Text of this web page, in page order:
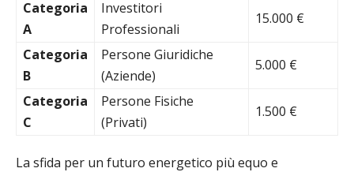
Categoria
A
Investitori
Professionali
15.000 €
Categoria
B
Persone Giuridiche
(Aziende)
5.000 €
Categoria
C
Persone Fisiche
(Privati)
1.500 €
La sfida per un futuro energetico più equo e